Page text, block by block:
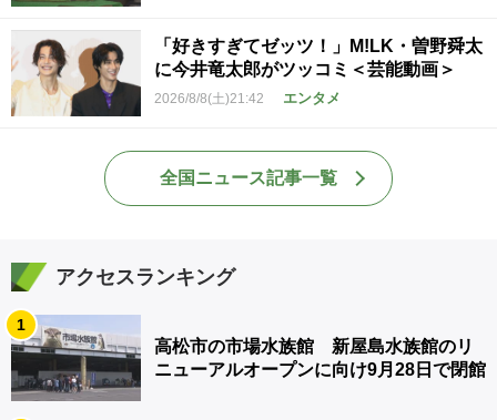
「好きすぎてゼッツ！」M!LK・曽野舜太
に今井竜太郎がツッコミ＜芸能動画＞
2026/8/8(土)21:42 エンタメ
全国ニュース記事一覧
アクセスランキング
1
高松市の市場水族館 新屋島水族館のリ
ニューアルオープンに向け9月28日で閉館